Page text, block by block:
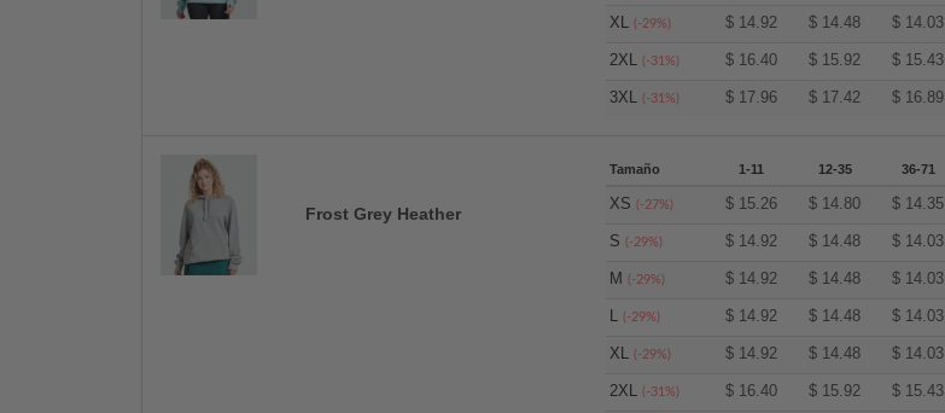
XL(-29%) $ 14.92 $ 14.48 $ 14.03
2XL(-31%) $ 16.40 $ 15.92 $ 15.43
3XL(-31%) $ 17.96 $ 17.42 $ 16.89
Frost Grey Heather
Tamaño 1-11 12-35 36-71
XS(-27%) $ 15.26 $ 14.80 $ 14.35
S(-29%) $ 14.92 $ 14.48 $ 14.03
M(-29%) $ 14.92 $ 14.48 $ 14.03
L(-29%) $ 14.92 $ 14.48 $ 14.03
XL(-29%) $ 14.92 $ 14.48 $ 14.03
2XL(-31%) $ 16.40 $ 15.92 $ 15.43